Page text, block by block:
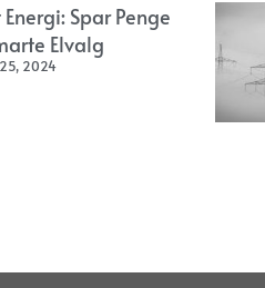
Spar Penge
Elvalg
2024